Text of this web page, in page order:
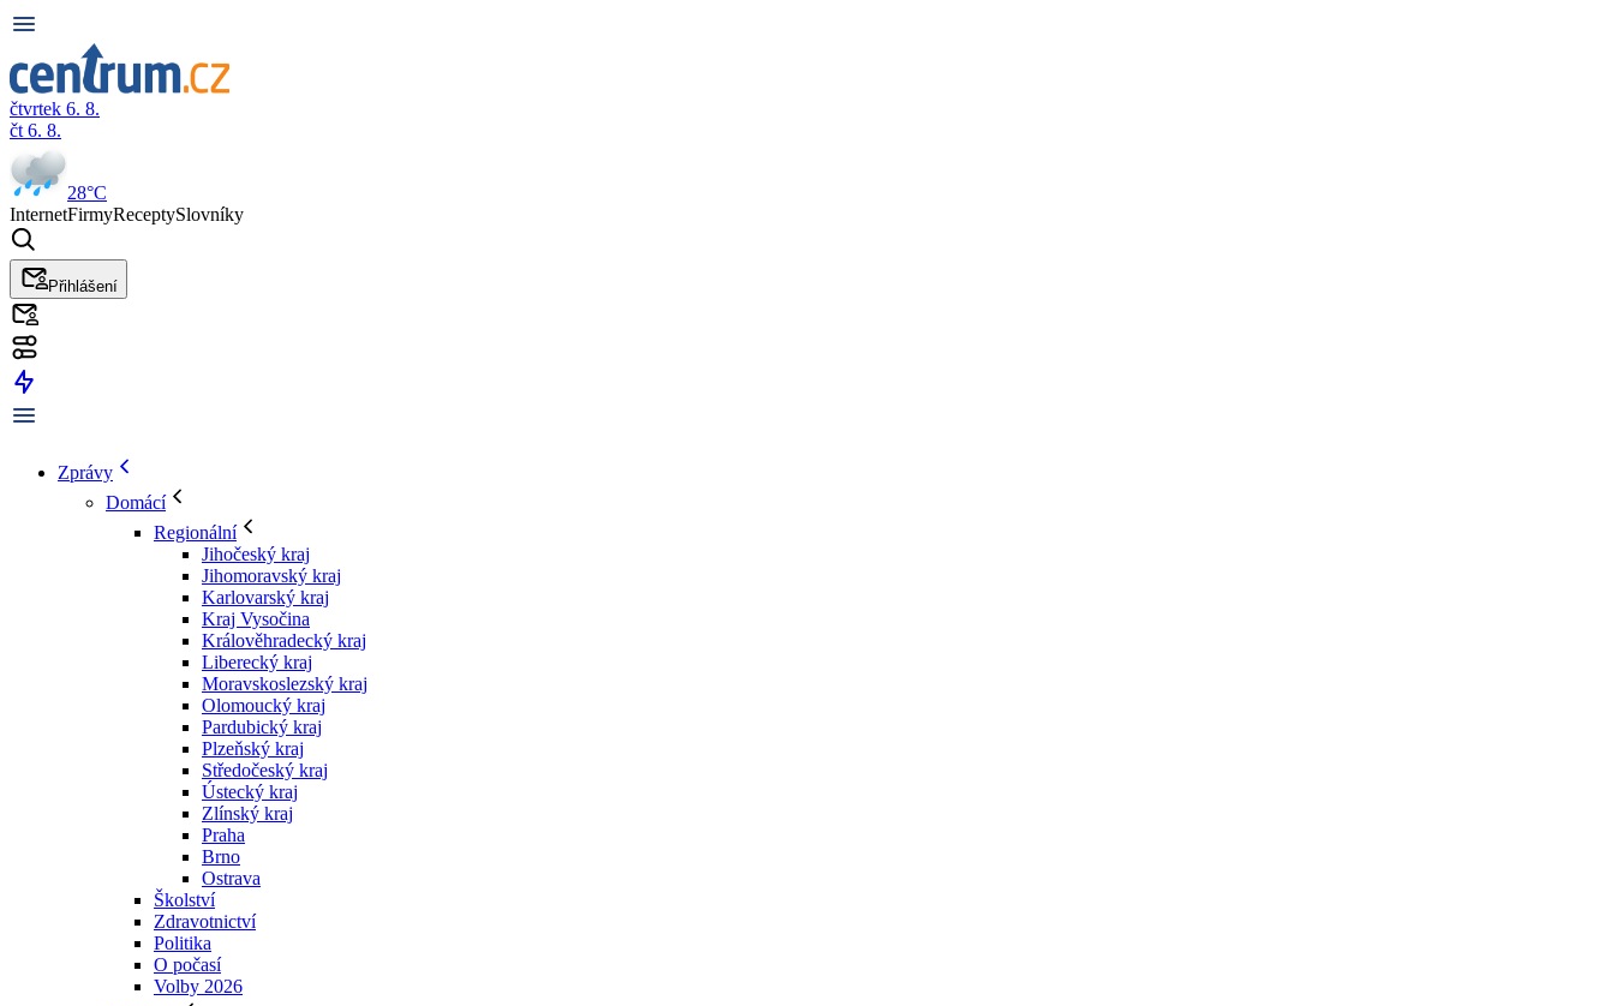
čtvrtek 6. 8.
čt 6. 8.
28°C
InternetFirmyReceptySlovníky
Přihlášení
Zprávy
Domácí
Regionální
Jihočeský kraj
Jihomoravský kraj
Karlovarský kraj
Kraj Vysočina
Králověhradecký kraj
Liberecký kraj
Moravskoslezský kraj
Olomoucký kraj
Pardubický kraj
Plzeňský kraj
Středočeský kraj
Ústecký kraj
Zlínský kraj
Praha
Brno
Ostrava
Školství
Zdravotnictví
Politika
O počasí
Volby 2026